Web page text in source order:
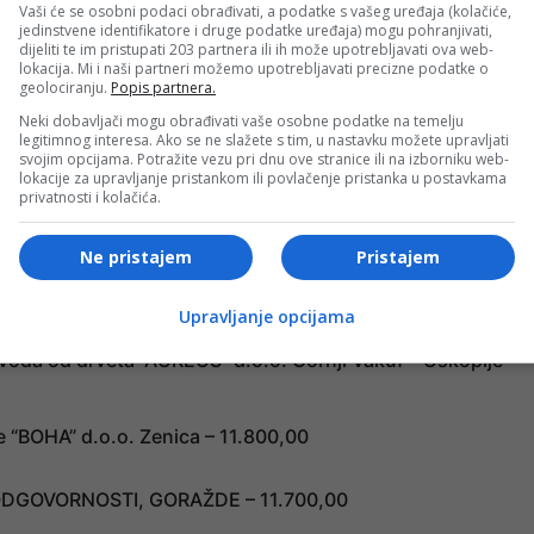
promet i usluge – 12.250,00
I TURIZAM GRADAČAC – 12.150,00
i usluge – 12.050,00
“BUSCHERHOFF-PLASTIKAL” KALESIJA –
Groupe” d.o.o. Visoko – 12.000,00
društvo “HARI” d.o.o. Novi Travnik –
od drveta “AUREUS” d.o.o. Gornji Vakuf – Uskoplje –
d.o.o. Zenica – 11.800,00
GORAŽDE – 11.700,00
Vaši će se osobni podaci obrađivati, a podatke s vašeg uređaja (kolačiće,
jedinstvene identifikatore i druge podatke uređaja) mogu pohranjivati,
dijeliti te im pristupati 203 partnera ili ih može upotrebljavati ova web-
lokacija. Mi i naši partneri možemo upotrebljavati precizne podatke o
geolociranju. Popis partnera.
Neki dobavljači mogu obrađivati vaše osobne podatke na temelju
legitimnog interesa. Ako se ne slažete s tim, u nastavku možete upravljati
svojim opcijama. Potražite vezu pri dnu ove stranice ili na izborniku web-
lokacije za upravljanje pristankom ili povlačenje pristanka u postavkama
privatnosti i kolačića.
Pristajem
Ne pristajem
Upravljanje opcijama